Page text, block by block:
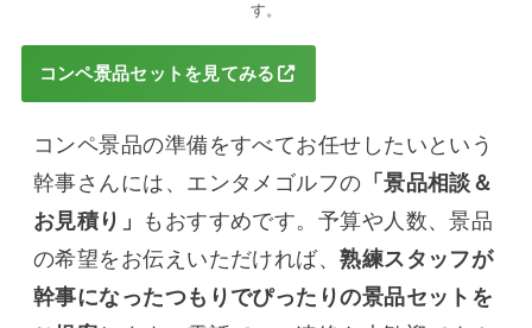
す。
コンペ景品セットを見てみる
コンペ景品の準備をすべてお任せしたいという
幹事さんには、エンタメゴルフの 「景品相談＆
お見積り」
もおすすめです。予算や人数、景品
の希望をお伝えいただければ、熟練スタッフが
幹事になったつもりでぴったりの景品セットを